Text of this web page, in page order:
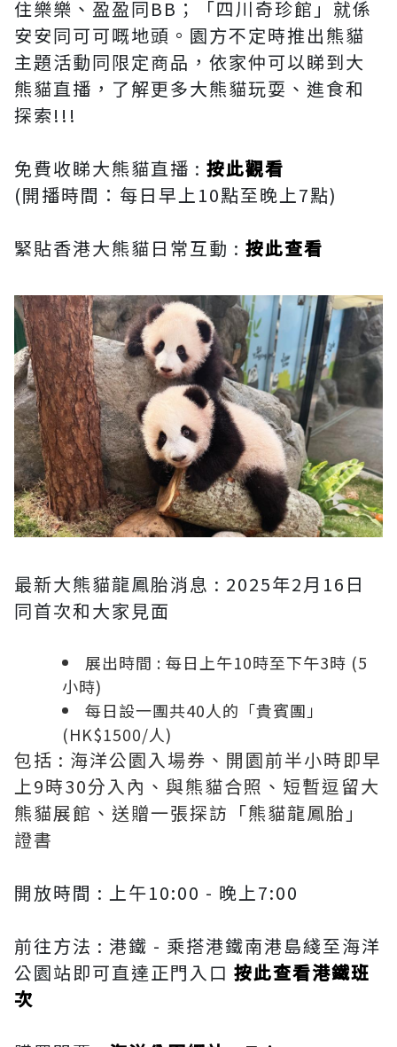
住樂樂、盈盈同BB；「四川奇珍館」就係
安安同可可嘅地頭。園方不定時推出熊貓
主題活動同限定商品，依家仲可以睇到大
熊貓直播，了解更多大熊貓玩耍、進食和
探索!!!
免費收睇大熊貓直播 : 按此觀看
(開播時間：每日早上10點至晚上7點)
緊貼香港大熊貓日常互動 : 按此查看
最新大熊貓龍鳳胎消息 : 2025年2月16日
同首次和大家見面
展出時間 : 每日上午10時至下午3時 (5
小時)
每日設一團共40人的「貴賓團」
(HK$1500/人)
包括 : 海洋公園入場券、開園前半小時即早
上9時30分入內、與熊貓合照、短暫逗留大
熊貓展館、送贈一張探訪「熊貓龍鳳胎」
證書
開放時間 : 上午10:00 - 晚上7:00
前往方法 : 港鐵 - 乘搭港鐵南港島綫至海洋
公園站即可直達正門入口 按此查看港鐵班
次